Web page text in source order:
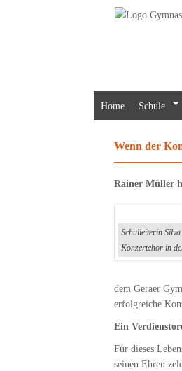
Home Schule
Wenn der
Rainer Müller
Schulleiterin
Konzertchor in
dem Geraer
erfolgreiche
Ein
Für dieses
seinen Ehren